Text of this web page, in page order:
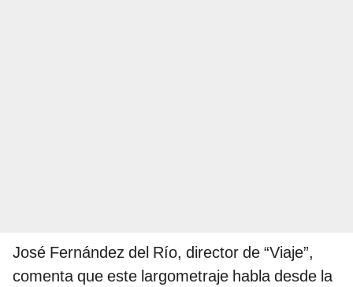
José Fernández del Río, director de “Viaje”,
comenta que este largometraje habla desde la